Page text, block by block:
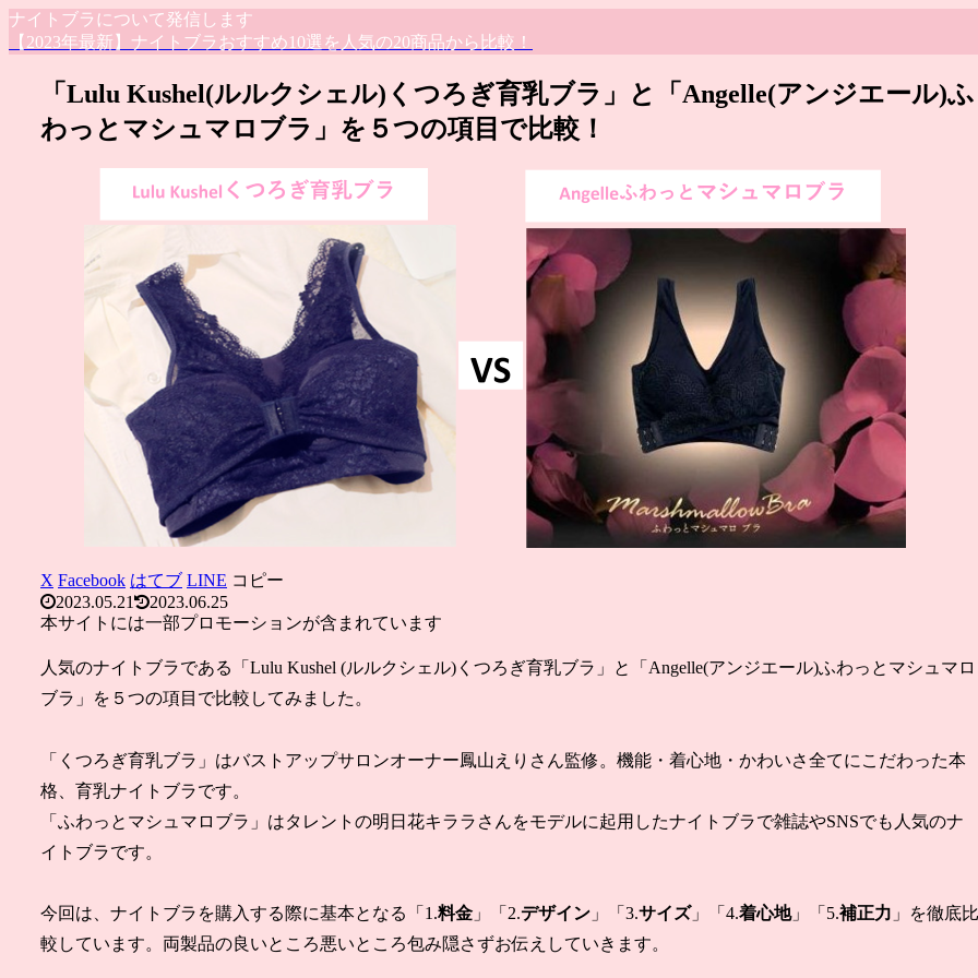
ナイトブラについて発信します
【2023年最新】ナイトブラおすすめ10選を人気の20商品から比較！
「Lulu Kushel(ルルクシェル)くつろぎ育乳ブラ」と「Angelle(アンジエール)ふ
わっとマシュマロブラ」を５つの項目で比較！
X Facebook はてブ LINE コピー
2023.05.21
2023.06.25
本サイトには一部プロモーションが含まれています
人気のナイトブラである「Lulu Kushel (ルルクシェル)くつろぎ育乳ブラ」と「Angelle(アンジエール)ふわっとマシュマロ
ブラ」を５つの項目で比較してみました。
「くつろぎ育乳ブラ」はバストアップサロンオーナー鳳山えりさん監修。機能・着心地・かわいさ全てにこだわった本
格、育乳ナイトブラです。
「ふわっとマシュマロブラ」はタレントの明日花キララさんをモデルに起用したナイトブラで雑誌やSNSでも人気のナ
イトブラです。
今回は、ナイトブラを購入する際に基本となる「1.料金 」「2.デザイン 」「3.サイズ」「4.着心地」「5.補正力 」を徹底比
較しています。両製品の良いところ悪いところ包み隠さずお伝えしていきます。